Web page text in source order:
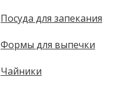
Посуда для запекания
Формы для выпечки
Чайники